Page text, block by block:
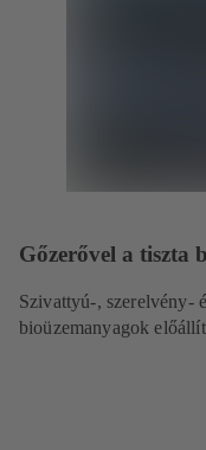
Gőzerővel a tiszta
Szivattyú-, szerelvény-
bioüzemanyagok